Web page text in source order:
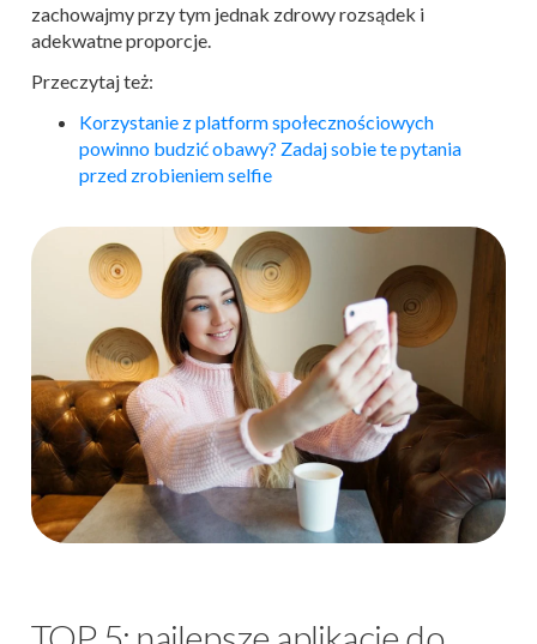
zachowajmy przy tym jednak zdrowy rozsądek i
adekwatne proporcje.
Przeczytaj też:
Korzystanie z platform społecznościowych
powinno budzić obawy? Zadaj sobie te pytania
przed zrobieniem selfie